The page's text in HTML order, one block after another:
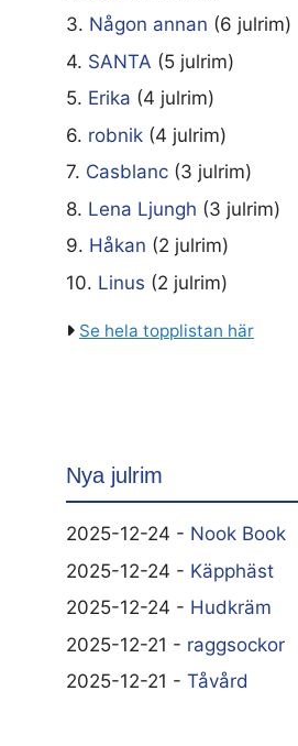
3. Någon annan (6 julrim)
4. SANTA (5 julrim)
5. Erika (4 julrim)
6. robnik (4 julrim)
7. Casblanc (3 julrim)
8. Lena Ljungh (3 julrim)
9. Håkan (2 julrim)
10. Linus (2 julrim)
Se hela topplistan här
Nya julrim
2025-12-24 - Nook Book
2025-12-24 - Käpphäst
2025-12-24 - Hudkräm
2025-12-21 - raggsockor
2025-12-21 - Tåvård